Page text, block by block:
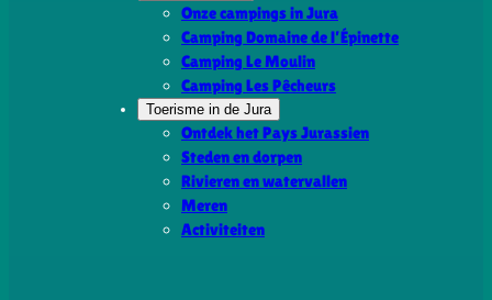
Onze campings in Jura
Camping Domaine de l’Épinette
Camping Le Moulin
Camping Les Pêcheurs
Toerisme in de Jura
Ontdek het Pays Jurassien
Steden en dorpen
Rivieren en watervallen
Meren
Activiteiten